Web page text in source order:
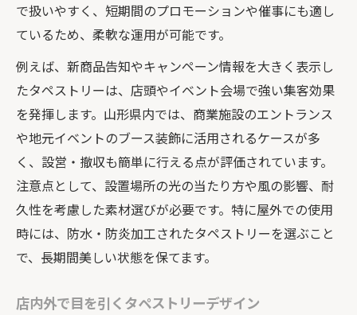
で扱いやすく、短期間のプロモーションや催事にも適し
ているため、柔軟な運用が可能です。
例えば、新商品告知やキャンペーン情報を大きく表示し
たタペストリーは、店頭やイベント会場で強い集客効果
を発揮します。山形県内では、商業施設のエントランス
や地元イベントのブース装飾に活用されるケースが多
く、設営・撤収も簡単に行える点が評価されています。
注意点として、設置場所の光の当たり方や風の影響、耐
久性を考慮した素材選びが必要です。特に屋外での使用
時には、防水・防炎加工されたタペストリーを選ぶこと
で、長期間美しい状態を保てます。
店内外で目を引くタペストリーデザイン